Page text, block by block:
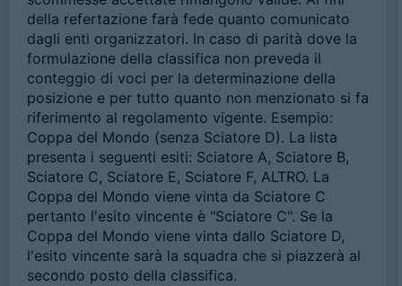
della refertazione farà fede quanto comunicato
dagli enti organizzatori. In caso di parità dove la
formulazione della classifica non preveda il
conteggio di voci per la determinazione della
posizione e per tutto quanto non menzionato si fa
riferimento al regolamento vigente. Esempio:
Coppa del Mondo (senza Sciatore D). La lista
presenta i seguenti esiti: Sciatore A, Sciatore B,
Sciatore C, Sciatore E, Sciatore F, ALTRO. La
Coppa del Mondo viene vinta da Sciatore C
pertanto l'esito vincente è "Sciatore C". Se la
Coppa del Mondo viene vinta dallo Sciatore D,
l'esito vincente sarà la squadra che si piazzerà al
secondo posto della classifica.